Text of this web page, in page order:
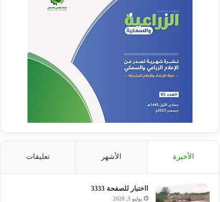
الأخيرة الأشهر تعليقات
ااختبار للصفحة 3333
يوليو 5, 2026